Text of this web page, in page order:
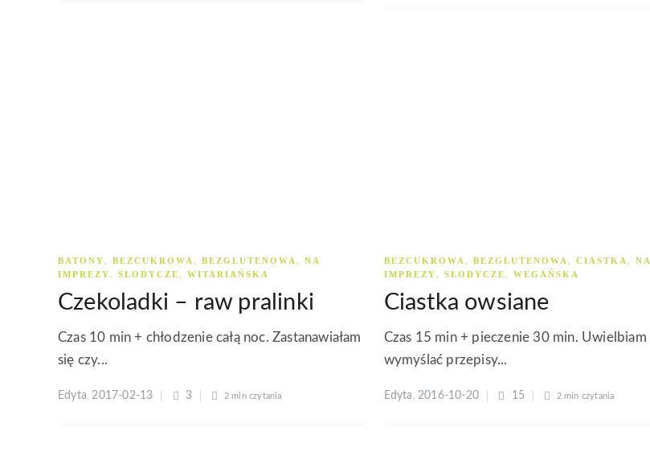
BATONY, BEZCUKROWA , BEZGLUTENOWA , NA
IMPREZY, SŁODYCZE, WITARIAŃSKA
Czekoladki – raw pralinki
Czas 10 min + chłodzenie całą noc. Zastanawiałam
się czy...
Edyta,2017-02-13 3 2 minczytania
BEZCUKROWA , BEZGLUTENOWA , CIASTKA , NA
IMPREZY, SŁODYCZE, WEGAŃSKA
Ciastka owsiane
Czas 15 min + pieczenie 30 min. Uwielbiam
wymyślać przepisy...
Edyta , 2016-10-20 15 2 min czytania